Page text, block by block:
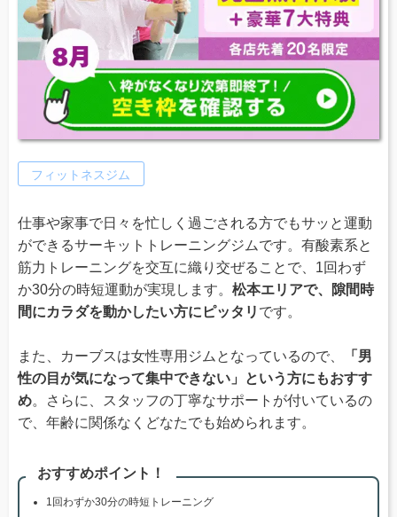
フィットネスジム
仕事や家事で日々を忙しく過ごされる方でもサッと運動
ができるサーキットトレーニングジムです。有酸素系と
筋力トレーニングを交互に織り交ぜることで、1回わず
か30分の時短運動が実現します。 松本エリアで、隙間時
間にカラダを動かしたい方にピッタリ です。
また、カーブスは女性専用ジムとなっているので、
「男
性の目が気になって集中できない」という方にもおすす
め。さらに、スタッフの丁寧なサポートが付いているの
で、年齢に関係なくどなたでも始められます。
おすすめポイント！
1回わずか30分の時短トレーニング